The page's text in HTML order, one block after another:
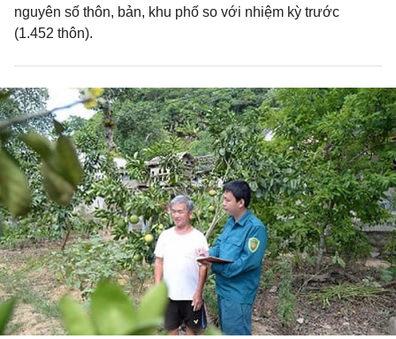
nguyên số thôn, bản, khu phố so với nhiệm kỳ trước
(1.452 thôn).